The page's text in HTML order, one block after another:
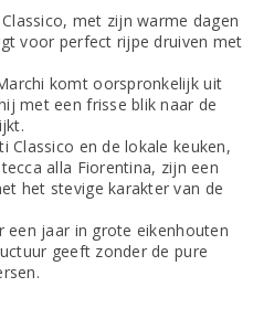
met zijn warme dagen
voor perfect rijpe druiven met
komt oorspronkelijk uit
met een frisse blik naar de
Classico en de lokale keuken,
alla Fiorentina, zijn een
het stevige karakter van de
een jaar in grote eikenhouten
geeft zonder de pure